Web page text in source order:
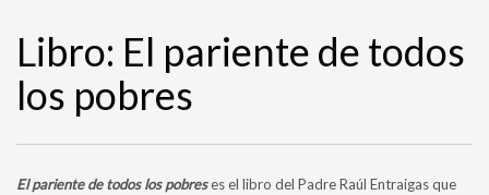
Libro: El pariente de todos
los pobres
El pariente de todos los pobreses el libro del Padre Raúl Entraigas que